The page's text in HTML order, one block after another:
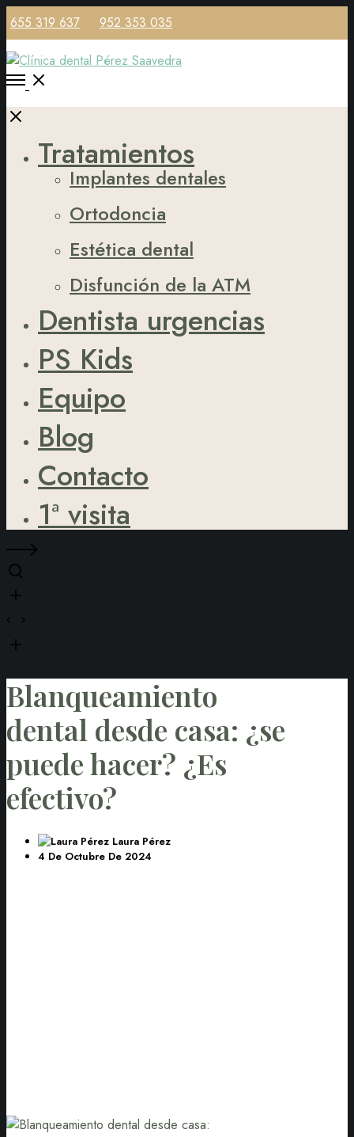
655 319 637 952 353 035
Open
Close
Tratamientos
Implantes dentales
Ortodoncia
Estética dental
Disfunción de la ATM
Dentista urgencias
PS Kids
Equipo
Blog
Contacto
1ª visita
Blanqueamiento
dental desde casa: ¿se
puede hacer? ¿Es
efectivo?
Laura Pérez
4 De Octubre De 2024